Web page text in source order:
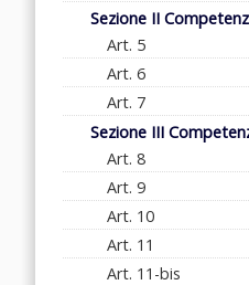
Sezione II
Art. 5
Art. 6
Art. 7
Sezione III
Art. 8
Art. 9
Art. 10
Art. 11
Art. 11-bis